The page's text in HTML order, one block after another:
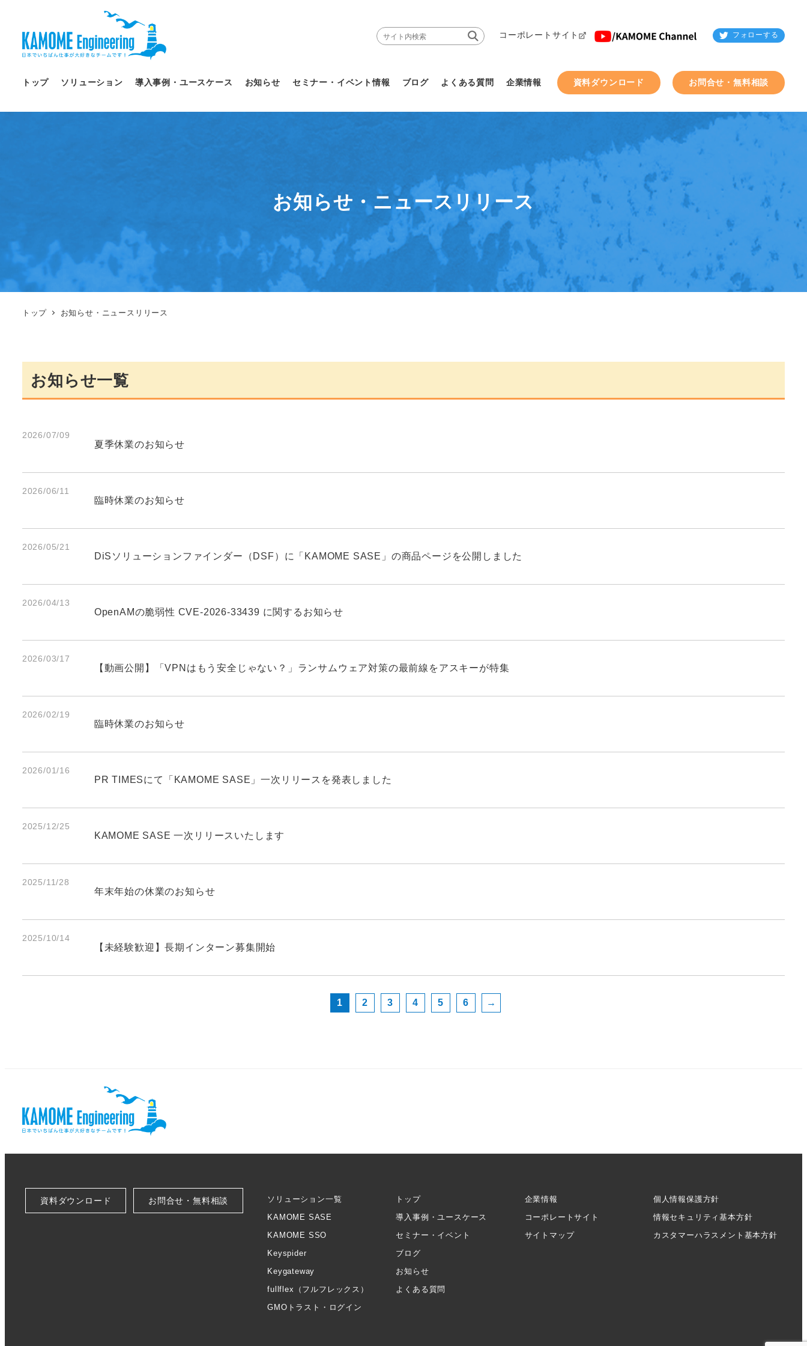
コーポレートサイト フォローする
トップ ソリューション 導入事例・ユースケース お知らせ セミナー・イベント情報 ブログ よくある質問 企業情報 資料ダウンロード お問合せ・無料相談
トップ お知らせ・ニュースリリース
お知らせ・ニュースリリース
お知らせ一覧
2026/07/09
夏季休業のお知らせ
2026/06/11
臨時休業のお知らせ
2026/05/21
DiSソリューションファインダー（DSF）に「KAMOME SASE」の商品ページを公開しました
2026/04/13
OpenAMの脆弱性 CVE-2026-33439 に関するお知らせ
2026/03/17
【動画公開】「VPNはもう安全じゃない？」ランサムウェア対策の最前線をアスキーが特集
2026/02/19
臨時休業のお知らせ
2026/01/16
PR TIMESにて「KAMOME SASE」一次リリースを発表しました
2025/12/25
KAMOME SASE 一次リリースいたします
2025/11/28
年末年始の休業のお知らせ
2025/10/14
【未経験歓迎】長期インターン募集開始
1 2 3 4 5 6 →
資料ダウンロード お問合せ・無料相談
ソリューション一覧
KAMOME SASE
KAMOME SSO
Keyspider
Keygateway
fullflex（フルフレックス）
GMOトラスト・ログイン
トップ
導入事例・ユースケース
セミナー・イベント
ブログ
お知らせ
よくある質問
企業情報
コーポレートサイト
サイトマップ
個人情報保護方針
情報セキュリティ基本方針
カスタマーハラスメント基本方針